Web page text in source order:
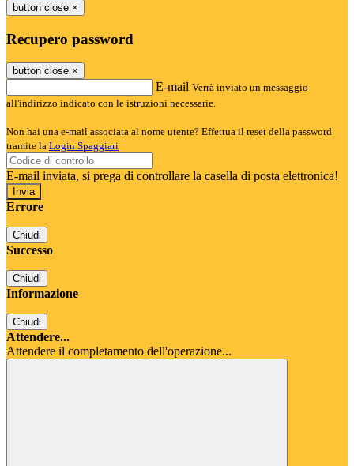
button close ×
Recupero password
button close ×
E-mail Verrà inviato un messaggio
all'indirizzo indicato con le istruzioni necessarie.
Non hai una e-mail associata al nome utente? Effettua il reset della password
tramite la Login Spaggiari
E-mail inviata, si prega di controllare la casella di posta elettronica!
Errore
Chiudi
Successo
Chiudi
Informazione
Chiudi
Attendere...
Attendere il completamento dell'operazione...